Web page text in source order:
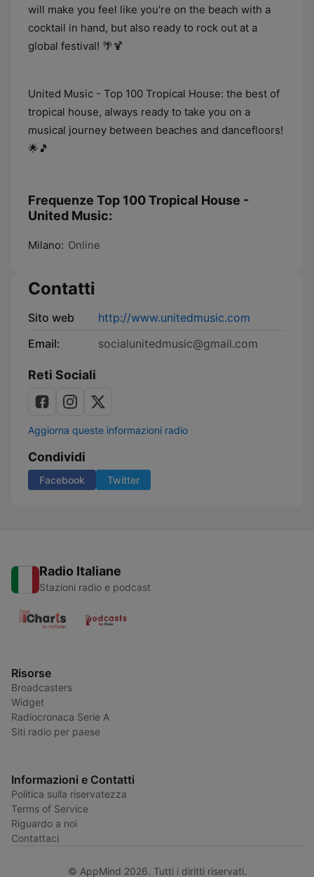
will make you feel like you're on the beach with a
cocktail in hand, but also ready to rock out at a
global festival! 🌴🍹
United Music - Top 100 Tropical House: the best of
tropical house, always ready to take you on a
musical journey between beaches and dancefloors!
🌟🎵
Frequenze Top 100 Tropical House -
United Music:
Milano: Online
Contatti
Sito web
http://www.unitedmusic.com
Email:
socialunitedmusic@gmail.com
Reti Sociali
Aggiorna queste informazioni radio
Condividi
Facebook Twitter
Radio Italiane
Stazioni radio e podcast
Risorse
Broadcasters
Widget
Radiocronaca Serie A
Siti radio per paese
Informazioni e Contatti
Politica sulla riservatezza
Terms of Service
Riguardo a noi
Contattaci
© AppMind 2026. Tutti i diritti riservati.